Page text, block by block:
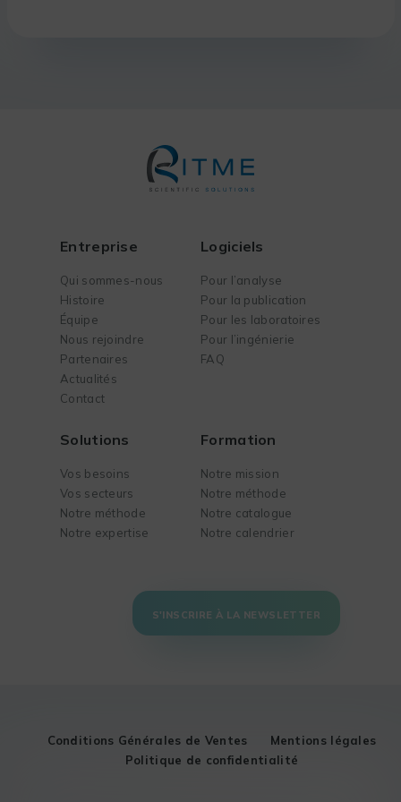
Entreprise
Qui sommes-nous
Histoire
Équipe
Nous rejoindre
Partenaires
Actualités
Contact
Logiciels
Pour l’analyse
Pour la publication
Pour les laboratoires
Pour l’ingénierie
FAQ
Solutions
Vos besoins
Vos secteurs
Notre méthode
Notre expertise
Formation
Notre mission
Notre méthode
Notre catalogue
Notre calendrier
S'INSCRIRE À LA NEWSLETTER
Conditions Générales de Ventes
Mentions légales
Politique de confidentialité